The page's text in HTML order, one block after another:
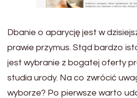
Dbanie o aparycję jest w
prawie przymus. Stąd bardzo
jest wybranie z bogatej oferty
studia urody. Na co zwrócić
wyborze? Po pierwsze warto